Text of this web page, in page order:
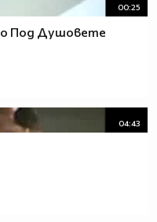
00:25
Под Душовете
04:43